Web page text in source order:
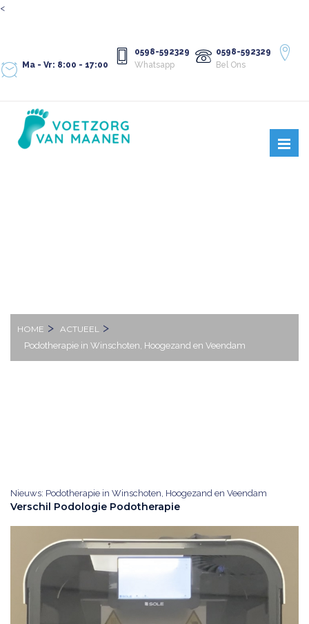
<
Ma - Vr: 8:00 - 17:00
0598-592329
Whatsapp
0598-592329
Bel Ons
HOME
ACTUEEL
Podotherapie in Winschoten, Hoogezand en Veendam
Nieuws: Podotherapie in Winschoten, Hoogezand en Veendam
Verschil Podologie Podotherapie